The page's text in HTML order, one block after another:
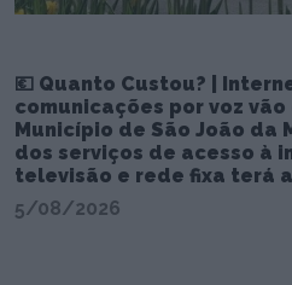
💶 Quanto Custou? |
comunicações por voz vão
Município de São João da
dos serviços de acesso à
televisão e rede fixa terá
5/08/2026